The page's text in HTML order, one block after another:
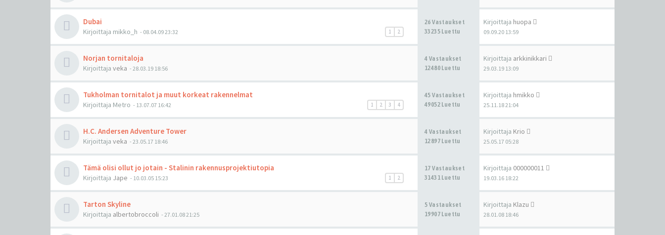
Dubai
1 2
Kirjoittaja mikko_h - 08.04.09 23:32
26 Vastaukset
33235 Luettu
Kirjoittaja huopa
09.09.20 13:59
Norjan tornitaloja
Kirjoittaja veka - 28.03.19 18:56
4 Vastaukset
12480 Luettu
Kirjoittaja arkkinikkari
29.03.19 13:09
Tukholman tornitalot ja muut korkeat rakennelmat
1 2 3 4
Kirjoittaja Metro - 13.07.07 16:42
45 Vastaukset
49052 Luettu
Kirjoittaja hmikko
25.11.18 21:04
H.C. Andersen Adventure Tower
Kirjoittaja veka - 23.05.17 18:46
4 Vastaukset
12897 Luettu
Kirjoittaja Krio
25.05.17 05:28
Tämä olisi ollut jo jotain - Stalinin rakennusprojektiutopia
1 2
Kirjoittaja Jape - 10.03.05 15:23
17 Vastaukset
31431 Luettu
Kirjoittaja 000000011
19.03.16 18:22
Tarton Skyline
Kirjoittaja albertobroccoli - 27.01.08 21:25
5 Vastaukset
19907 Luettu
Kirjoittaja Klazu
28.01.08 18:46